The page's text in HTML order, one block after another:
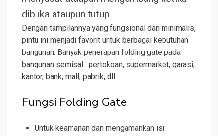
dibuka ataupun tutup.
Dengan tampilannya yang fungsional dan minimalis,
pintu ini menjadi favorit untuk berbagai kebutuhan
bangunan. Banyak penerapan folding gate pada
bangunan semisal : pertokoan, supermarket, garasi,
kantor, bank, mall, pabrik, dll.
Fungsi Folding Gate
Untuk keamanan dan mengamankan isi